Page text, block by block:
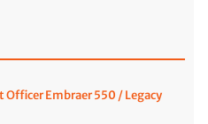
Embraer 550 / Legacy